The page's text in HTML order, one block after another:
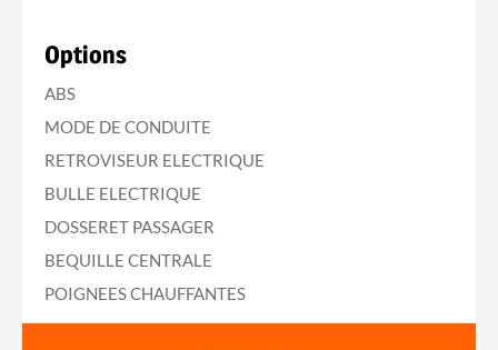
Options
ABS
MODE DE CONDUITE
RETROVISEUR ELECTRIQUE
BULLE ELECTRIQUE
DOSSERET PASSAGER
BEQUILLE CENTRALE
POIGNEES CHAUFFANTES